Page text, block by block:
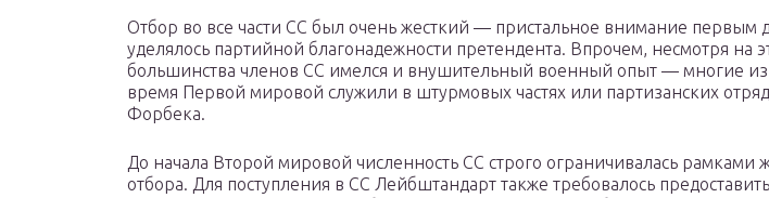
Отбор во все части СС был очень жесткий — пристальное внимание первым
уделялось партийной благонадежности претендента. Впрочем, несмотря на
большинства членов СС имелся и внушительный военный опыт — многие
время Первой мировой служили в штурмовых частях или партизанских
Форбека.
До начала Второй мировой численность СС строго ограничивалась рамками
отбора. Для поступления в СС Лейбштандарт также требовалось предоставить